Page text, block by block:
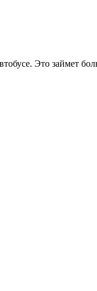
Это займет